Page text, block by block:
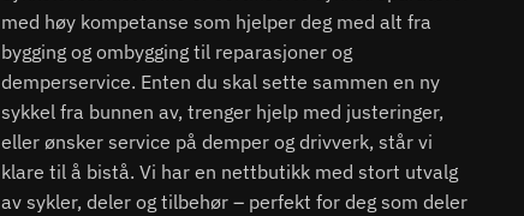
med høy kompetanse som hjelper deg med alt fra
bygging og ombygging til reparasjoner og
demperservice. Enten du skal sette sammen en ny
sykkel fra bunnen av, trenger hjelp med justeringer,
eller ønsker service på demper og drivverk, står vi
klare til å bistå. Vi har en nettbutikk med stort utvalg
av sykler, deler og tilbehør – perfekt for deg som deler